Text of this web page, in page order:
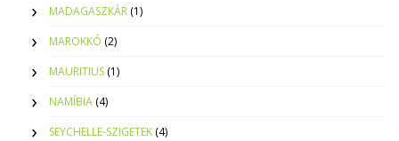
MADAGASZKÁR (1)
MAROKKÓ (2)
MAURITIUS (1)
NAMÍBIA (4)
SEYCHELLE-SZIGETEK (4)